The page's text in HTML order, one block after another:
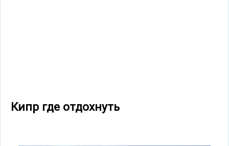
Кипр где отдохнуть